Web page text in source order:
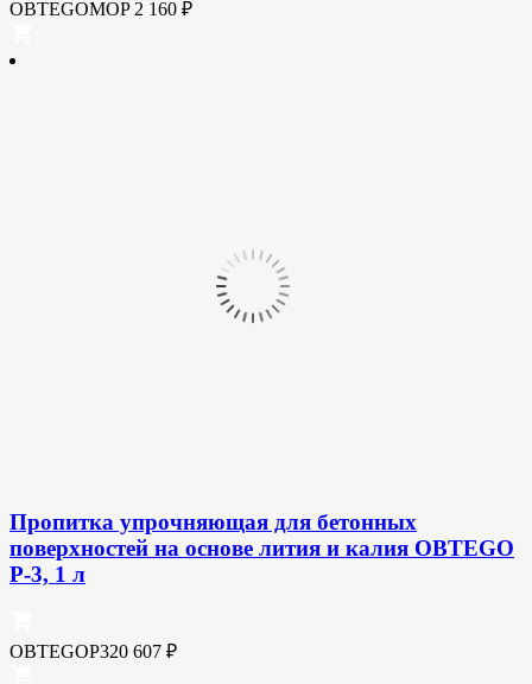
OBTEGOMOP 2 160 ₽
Пропитка упрочняющая для бетонных
поверхностей на основе лития и калия OBTEGO
P-3, 1 л
OBTEGOP320 607 ₽